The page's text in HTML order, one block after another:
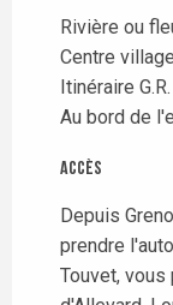
Rivière ou
Centre village
Itinéraire
Au bord de
Accès
Accès
Depuis
prendre
Touvet,